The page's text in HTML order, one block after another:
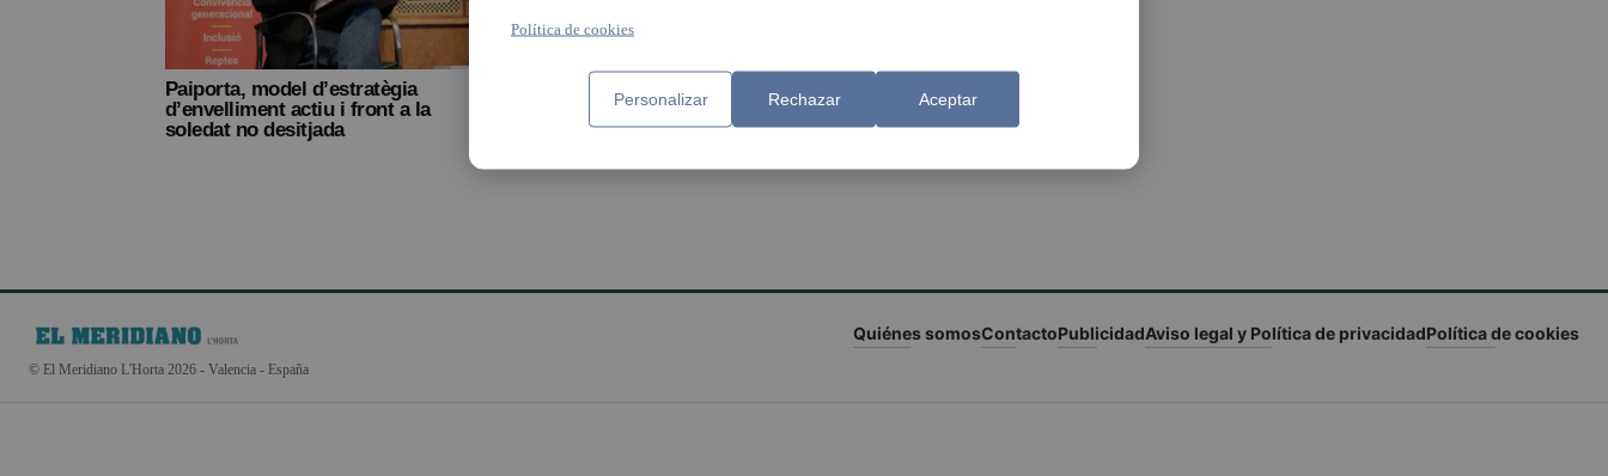
Paiporta, model d’estratègia
d’envelliment actiu i front a la
soledat no desitjada
Mostres de teatre i del cor dels
tallers per a l’envelliment actiu i la
mesa front a la soledat no
© El Meridiano L'Horta 2026 - Valencia - España
Quiénes somosContactoPublicidadAviso legal y Política de privacidadPolítica de cookies
Política de cookies
Personalizar Rechazar Aceptar